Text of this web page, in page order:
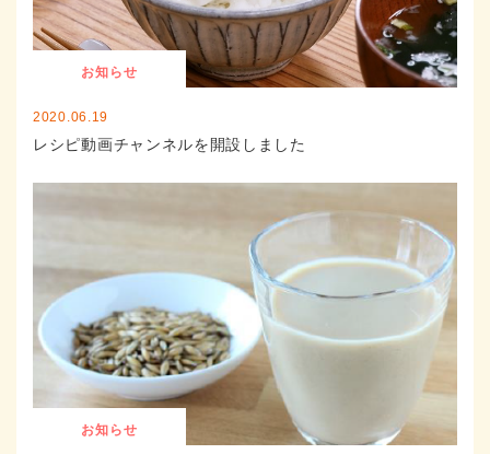
お知らせ
2020.06.19
レシピ動画チャンネルを開設しました
お知らせ